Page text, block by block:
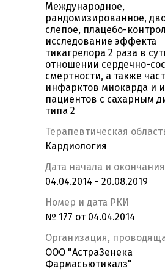
Международное,
рандомизированное,
слепое, плацебо-
исследование эффекта
тикагрелора 2 раза в
отношении сердечно-
смертности, а также
инфарктов миокарда и
пациентов с сахарным
типа 2
Терапевтическая
Кардиология
Дата начала и
04.04.2014 - 20.08.2019
Номер и дата РКИ
№ 177 от 04.04.2014
Организация,
ООО "АстраЗенека
Фармасьютикалз"